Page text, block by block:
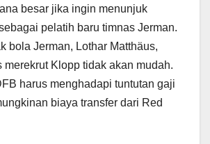
besar jika ingin menunjuk
pelatih baru timnas Jerman.
bola Jerman, Lothar Matthäus,
merekrut Klopp tidak akan mudah.
harus menghadapi tuntutan gaji
biaya transfer dari Red